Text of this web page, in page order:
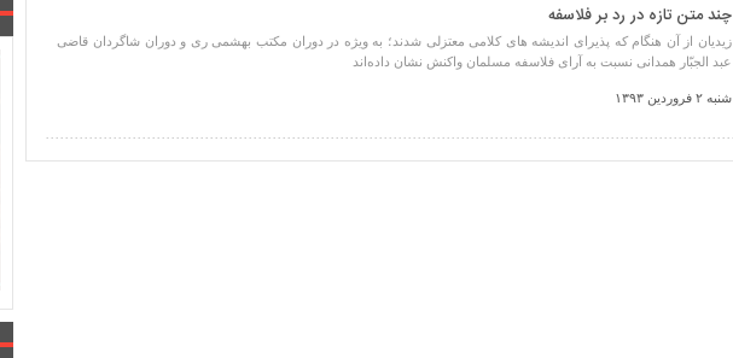
چند متن تازه در رد بر فلاسفه
زیدیان از آن هنگام که پذیرای اندیشه های کلامی معتزلی شدند؛ به ویژه در دوران مکتب بهشمی ری و دوران شاگردان قاضی
عبد الجبّار همدانی نسبت به آرای فلاسفه مسلمان واکنش نشان داده‌اند
شنبه ۲ فروردین ۱۳۹۳